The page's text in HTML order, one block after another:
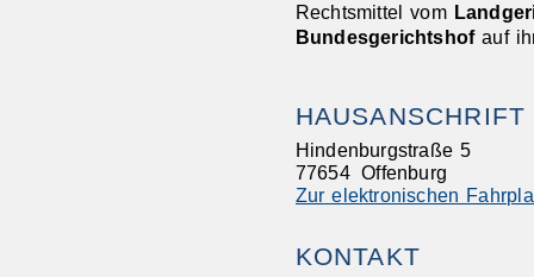
Rechtsmittel vom
Bundesgerichtshofauf
HAUSANSCHRIFT
Hindenburgstraße 5
77654 Offenburg
Zur elektronischen
KONTAKT